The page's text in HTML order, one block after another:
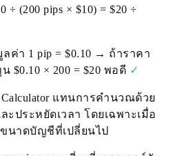
(200 pips × $10) = $20 ÷
ค่า 1 pip = $0.10 → ถ้าราคา
$0.10 × 200 = $20 พอดี ✓
Calculator แทนการคำนวณด้วย
ประหยัดเวลา โดยเฉพาะเมื่อ
ขนาดบัญชีที่เปลี่ยนไป